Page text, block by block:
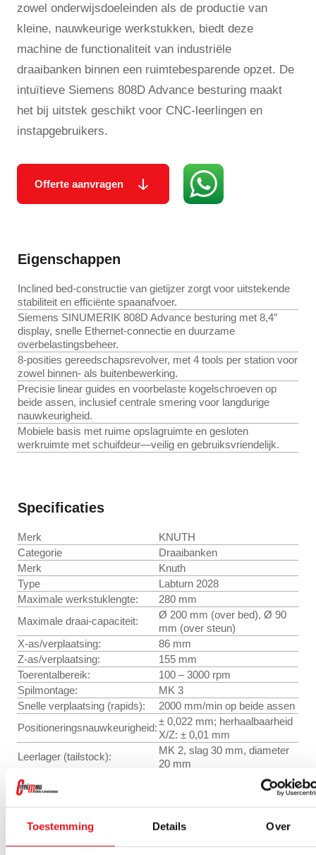
Toestemming Details Over
zowel onderwijsdoeleinden als de productie van
kleine, nauwkeurige werkstukken, biedt deze
machine de functionaliteit van industriële
draaibanken binnen een ruimtebesparende opzet. De
intuïtieve Siemens 808D Advance besturing maakt
het bij uitstek geschikt voor CNC-leerlingen en
instapgebruikers.
Offerte aanvragen
Eigenschappen
Inclined bed-constructie van gietijzer zorgt voor uitstekende
stabiliteit en efficiënte spaanafvoer.
Siemens SINUMERIK 808D Advance besturing met 8,4″
display, snelle Ethernet-connectie en duurzame
overbelastingsbeheer.
8-posities gereedschapsrevolver, met 4 tools per station voor
zowel binnen- als buitenbewerking.
Precisie linear guides en voorbelaste kogelschroeven op
beide assen, inclusief centrale smering voor langdurige
nauwkeurigheid.
Mobiele basis met ruime opslagruimte en gesloten
werkruimte met schuifdeur—veilig en gebruiksvriendelijk.
Specificaties
Merk
KNUTH
Categorie
Draaibanken
Merk
Knuth
Type
Labturn 2028
Maximale werkstuklengte:
280 mm
Maximale draai-capaciteit:
Ø 200 mm (over bed), Ø 90
mm (over steun)
X-as/verplaatsing:
86 mm
Z-as/verplaatsing:
155 mm
Toerentalbereik:
100 – 3000 rpm
Spilmontage:
MK 3
Snelle verplaatsing (rapids):
2000 mm/min op beide assen
Positioneringsnauwkeurigheid:
± 0,022 mm; herhaalbaarheid
X/Z: ± 0,01 mm
Leerlager (tailstock):
MK 2, slag 30 mm, diameter
20 mm
Aandrijfvermogen:
Afmetingen L x B x H:
Gewicht:
360 kg